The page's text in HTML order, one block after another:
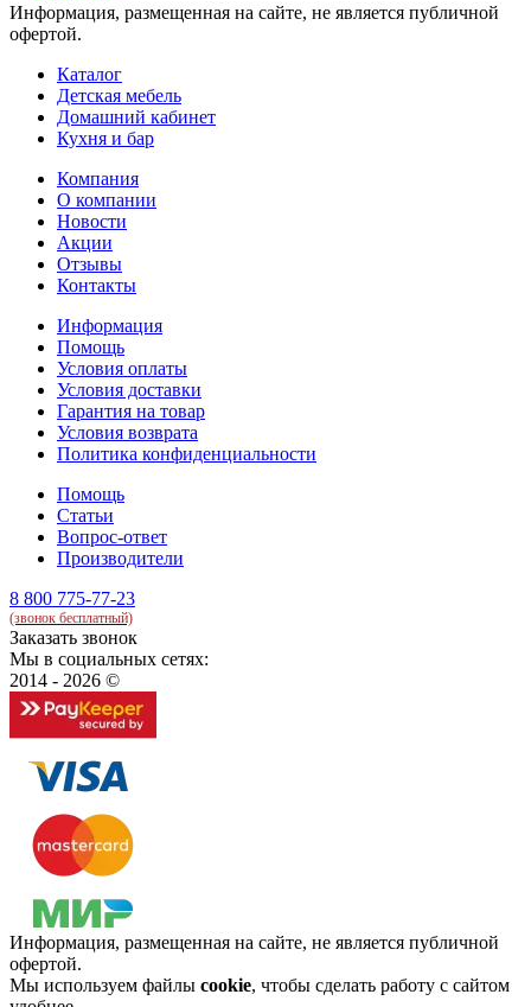
Информация, размещенная на сайте, не является публичной
офертой.
Каталог
Детская мебель
Домашний кабинет
Кухня и бар
Компания
О компании
Новости
Акции
Отзывы
Контакты
Информация
Помощь
Условия оплаты
Условия доставки
Гарантия на товар
Условия возврата
Политика конфиденциальности
Помощь
Статьи
Вопрос-ответ
Производители
8 800 775-77-23
(звонок бесплатный)
Заказать звонок
Мы в социальных сетях:
2014 - 2026 ©
Информация, размещенная на сайте, не является публичной
офертой.
Мы используем файлы cookie, чтобы сделать работу с сайтом